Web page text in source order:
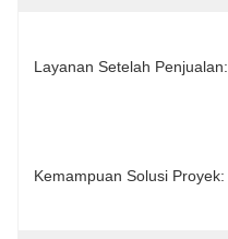
Layanan Setelah Penjualan:
Kemampuan Solusi Proyek: